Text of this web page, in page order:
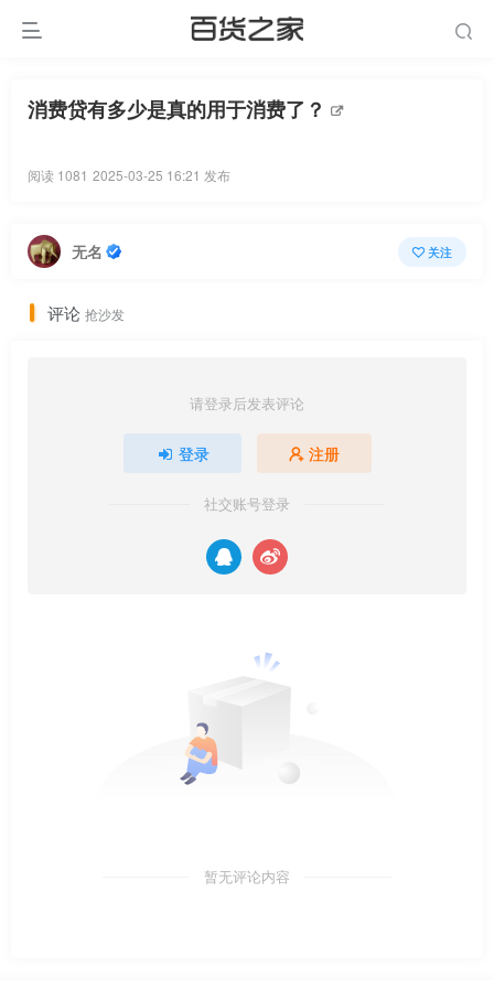
消费贷有多少是真的用于消费了？
阅读 1081 2025-03-25 16:21 发布
无名 关注
评论 抢沙发
请登录后发表评论
登录 注册
社交账号登录
暂无评论内容